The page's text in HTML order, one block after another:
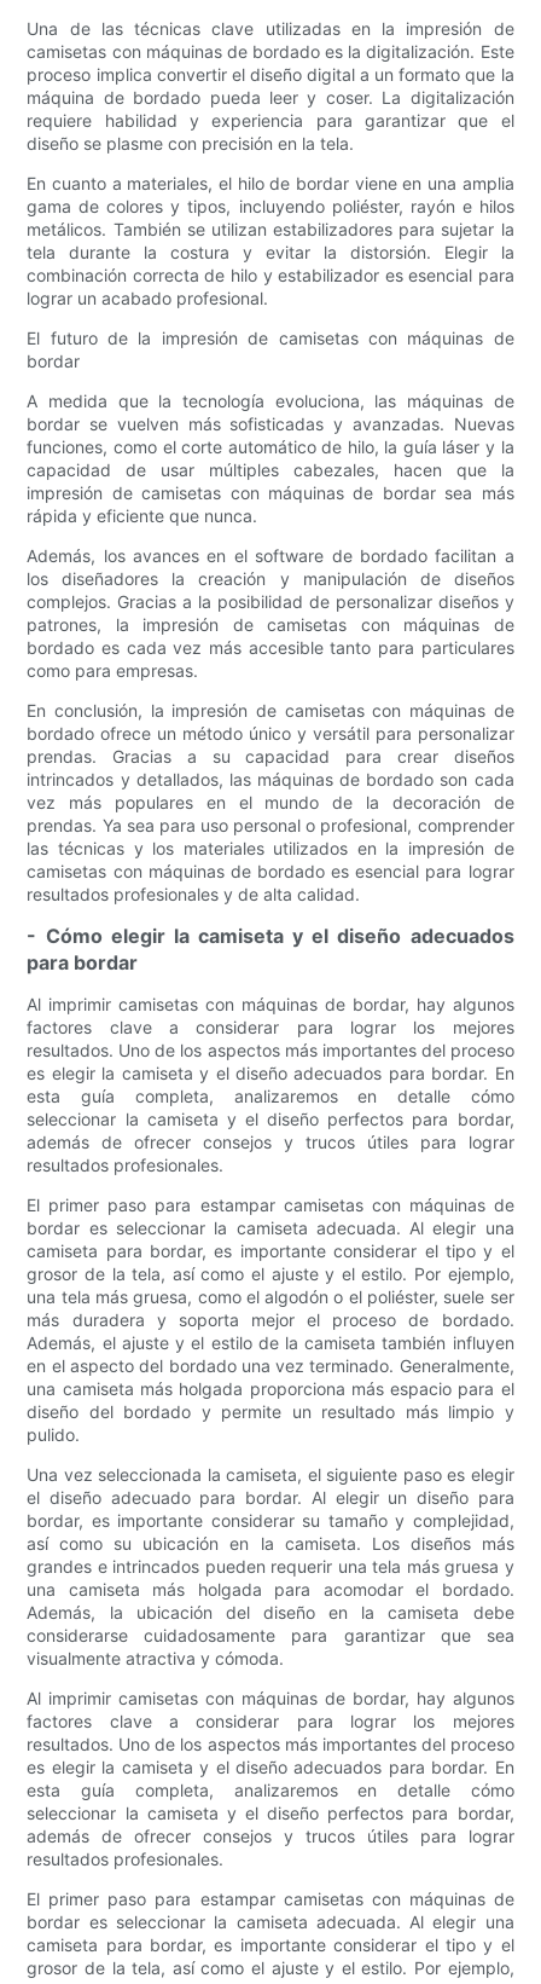
Una de las técnicas clave utilizadas en la impresión de
camisetas con máquinas de bordado es la digitalización. Este
proceso implica convertir el diseño digital a un formato que la
máquina de bordado pueda leer y coser. La digitalización
requiere habilidad y experiencia para garantizar que el
diseño se plasme con precisión en la tela.
En cuanto a materiales, el hilo de bordar viene en una amplia
gama de colores y tipos, incluyendo poliéster, rayón e hilos
metálicos. También se utilizan estabilizadores para sujetar la
tela durante la costura y evitar la distorsión. Elegir la
combinación correcta de hilo y estabilizador es esencial para
lograr un acabado profesional.
El futuro de la impresión de camisetas con máquinas de
bordar
A medida que la tecnología evoluciona, las máquinas de
bordar se vuelven más sofisticadas y avanzadas. Nuevas
funciones, como el corte automático de hilo, la guía láser y la
capacidad de usar múltiples cabezales, hacen que la
impresión de camisetas con máquinas de bordar sea más
rápida y eficiente que nunca.
Además, los avances en el software de bordado facilitan a
los diseñadores la creación y manipulación de diseños
complejos. Gracias a la posibilidad de personalizar diseños y
patrones, la impresión de camisetas con máquinas de
bordado es cada vez más accesible tanto para particulares
como para empresas.
En conclusión, la impresión de camisetas con máquinas de
bordado ofrece un método único y versátil para personalizar
prendas. Gracias a su capacidad para crear diseños
intrincados y detallados, las máquinas de bordado son cada
vez más populares en el mundo de la decoración de
prendas. Ya sea para uso personal o profesional, comprender
las técnicas y los materiales utilizados en la impresión de
camisetas con máquinas de bordado es esencial para lograr
resultados profesionales y de alta calidad.
- Cómo elegir la camiseta y el diseño adecuados
para bordar
Al imprimir camisetas con máquinas de bordar, hay algunos
factores clave a considerar para lograr los mejores
resultados. Uno de los aspectos más importantes del proceso
es elegir la camiseta y el diseño adecuados para bordar. En
esta guía completa, analizaremos en detalle cómo
seleccionar la camiseta y el diseño perfectos para bordar,
además de ofrecer consejos y trucos útiles para lograr
resultados profesionales.
El primer paso para estampar camisetas con máquinas de
bordar es seleccionar la camiseta adecuada. Al elegir una
camiseta para bordar, es importante considerar el tipo y el
grosor de la tela, así como el ajuste y el estilo. Por ejemplo,
una tela más gruesa, como el algodón o el poliéster, suele ser
más duradera y soporta mejor el proceso de bordado.
Además, el ajuste y el estilo de la camiseta también influyen
en el aspecto del bordado una vez terminado. Generalmente,
una camiseta más holgada proporciona más espacio para el
diseño del bordado y permite un resultado más limpio y
pulido.
Una vez seleccionada la camiseta, el siguiente paso es elegir
el diseño adecuado para bordar. Al elegir un diseño para
bordar, es importante considerar su tamaño y complejidad,
así como su ubicación en la camiseta. Los diseños más
grandes e intrincados pueden requerir una tela más gruesa y
una camiseta más holgada para acomodar el bordado.
Además, la ubicación del diseño en la camiseta debe
considerarse cuidadosamente para garantizar que sea
visualmente atractiva y cómoda.
Al imprimir camisetas con máquinas de bordar, hay algunos
factores clave a considerar para lograr los mejores
resultados. Uno de los aspectos más importantes del proceso
es elegir la camiseta y el diseño adecuados para bordar. En
esta guía completa, analizaremos en detalle cómo
seleccionar la camiseta y el diseño perfectos para bordar,
además de ofrecer consejos y trucos útiles para lograr
resultados profesionales.
El primer paso para estampar camisetas con máquinas de
bordar es seleccionar la camiseta adecuada. Al elegir una
camiseta para bordar, es importante considerar el tipo y el
grosor de la tela, así como el ajuste y el estilo. Por ejemplo,